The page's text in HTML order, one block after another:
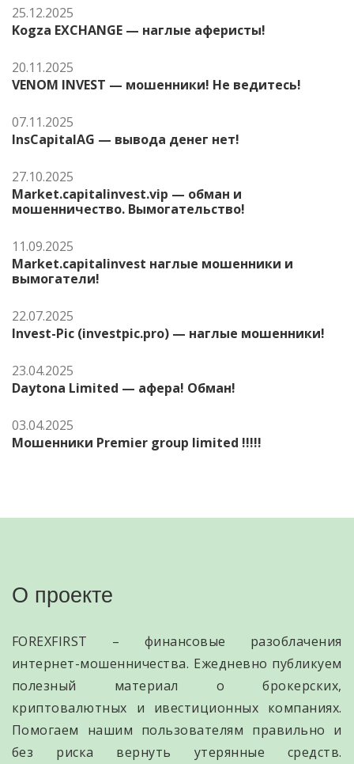
25.12.2025
Kogza EXCHANGE — наглые аферисты!
20.11.2025
VENOM INVEST — мошенники! Не ведитесь!
07.11.2025
InsCapitalAG — вывода денег нет!
27.10.2025
Market.capitalinvest.vip — обман и
мошенничество. Вымогательство!
11.09.2025
Market.capitalinvest наглые мошенники и
вымогатели!
22.07.2025
Invest-Pic (investpic.pro) — наглые мошенники!
23.04.2025
Daytona Limited — афера! Обман!
03.04.2025
Мошенники Premier group limited !!!!!
О проекте
FOREXFIRST – финансовые разоблачения
интернет-мошенничества. Ежедневно публикуем
полезный материал о брокерских,
криптовалютных и ивестиционных компаниях.
Помогаем нашим пользователям правильно и
без риска вернуть утерянные средств.